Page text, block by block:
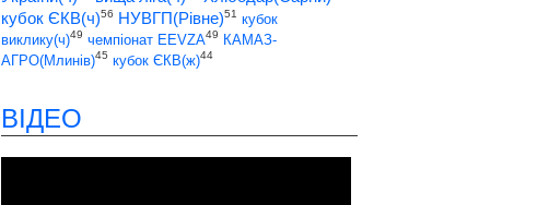
кубок ЄКВ(ч)56 НУВГП(Рівне)51 кубок
виклику(ч)49 чемпіонат EEVZA49
КАМАЗ-
АГРО(Млинів)45 кубок ЄКВ(ж)44
ВІДЕО